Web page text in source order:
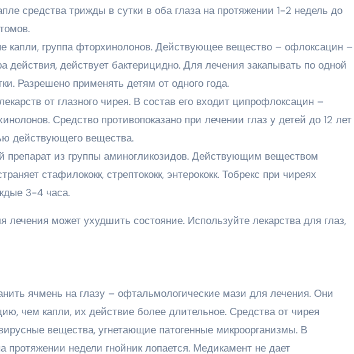
средства трижды в сутки в оба глаза на протяжении 1-2 недель до
капли, группа фторхинолонов. Действующее вещество – офлоксацин –
действия, действует бактерицидно. Для лечения закапывать по одной
Разрешено применять детям от одного года.
от глазного чирея. В состав его входит ципрофлоксацин –
Средство противопоказано при лечении глаз у детей до 12 лет
действующего вещества.
препарат из группы аминогликозидов. Действующим веществом
стафилококк, стрептококк, энтерококк. Тобрекс при чиреях
3-4 часа.
может ухудшить состояние. Используйте лекарства для глаз,
ячмень на глазу – офтальмологические мази для лечения. Они
чем капли, их действие более длительное. Средства от чирея
вещества, угнетающие патогенные микроорганизмы. В
протяжении недели гнойник лопается. Медикамент не дает